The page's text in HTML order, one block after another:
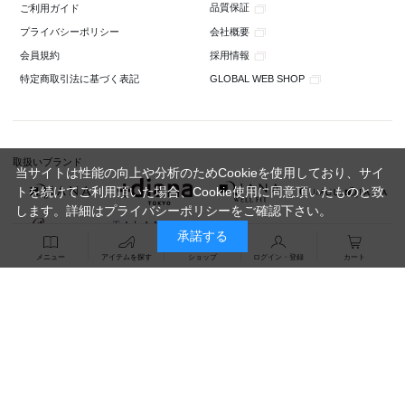
ご利用ガイド 品質保証
プライバシーポリシー 会社概要
会員規約 採用情報
特定商取引法に基づく表記 GLOBAL WEB SHOP
取扱いブランド
メニュー アイテムを探す ショップ ログイン・登録 カート
当サイトは性能の向上や分析のためCookieを使用しており、サイ
トを続けてご利用頂いた場合、Cookie使用に同意頂いたものと致
します。詳細はプライバシーポリシーをご確認下さい。
承諾する